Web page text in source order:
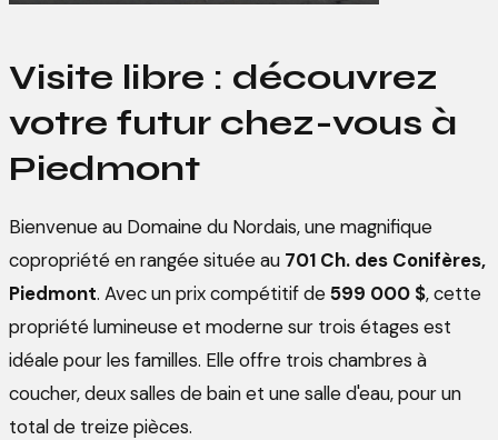
Visite libre : découvrez
votre futur chez-vous à
Piedmont
Bienvenue au Domaine du Nordais, une magnifique
copropriété en rangée située au 701 Ch. des Conifères,
Piedmont. Avec un prix compétitif de599 000 $, cette
propriété lumineuse et moderne sur trois étages est
idéale pour les familles. Elle offre trois chambres à
coucher, deux salles de bain et une salle d'eau, pour un
total de treize pièces.